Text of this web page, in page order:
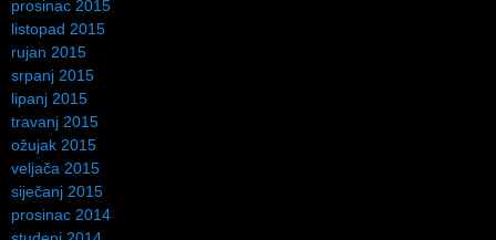
prosinac 2015
listopad 2015
rujan 2015
srpanj 2015
lipanj 2015
travanj 2015
ožujak 2015
veljača 2015
siječanj 2015
prosinac 2014